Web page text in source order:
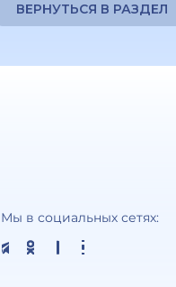
ВЕРНУТЬСЯ В РАЗДЕЛ
Мы в социальных сетях: